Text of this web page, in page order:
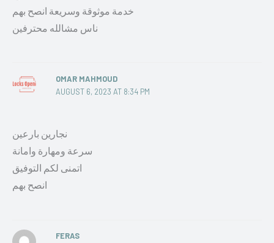
خدمة موثوقة وسريعة انصح بهم
ناس مشالله محترفين
OMAR MAHMOUD
AUGUST 6, 2023 AT 8:34 PM
نجارين بارعين
سرعة ومهارة وامانة
اتمنى لكم التوفيق
انصح بهم
FERAS